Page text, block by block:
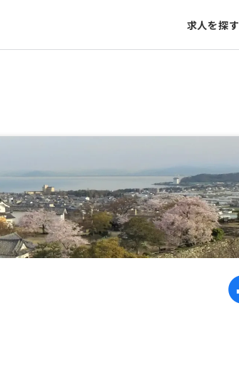
求人を探す